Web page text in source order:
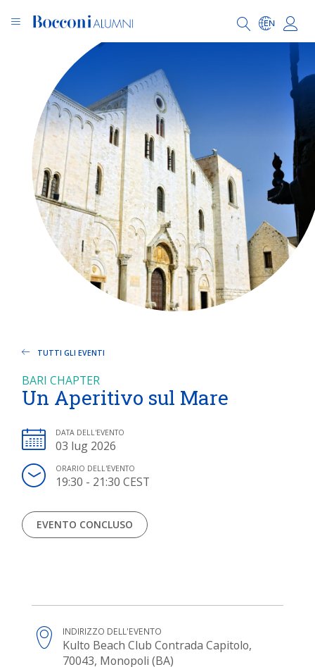
TUTTI GLI EVENTI
BARI CHAPTER
Un Aperitivo sul Mare
DATA DELL'EVENTO
03 lug 2026
ORARIO DELL'EVENTO
19:30 - 21:30 CEST
EVENTO CONCLUSO
INDIRIZZO DELL'EVENTO
Kulto Beach Club Contrada Capitolo,
70043, Monopoli (BA)